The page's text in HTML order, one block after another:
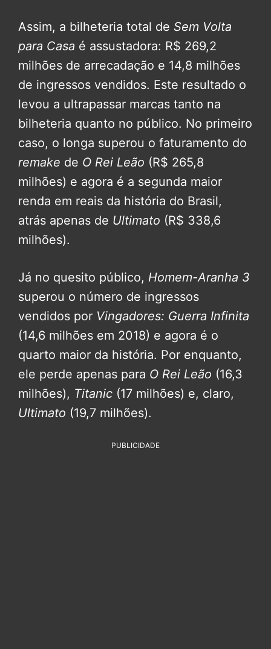
Assim, a bilheteria total de Sem Volta
para Casa é assustadora: R$ 269,2
milhões de arrecadação e 14,8 milhões
de ingressos vendidos. Este resultado o
levou a ultrapassar marcas tanto na
bilheteria quanto no público. No primeiro
caso, o longa superou o faturamento do
remake de O Rei Leão (R$ 265,8
milhões) e agora é a segunda maior
renda em reais da história do Brasil,
atrás apenas de Ultimato (R$ 338,6
milhões).
Já no quesito público, Homem-Aranha 3
superou o número de ingressos
vendidos por Vingadores: Guerra Infinita
(14,6 milhões em 2018) e agora é o
quarto maior da história. Por enquanto,
ele perde apenas para O Rei Leão (16,3
milhões), Titanic (17 milhões) e, claro,
Ultimato (19,7 milhões).
PUBLICIDADE